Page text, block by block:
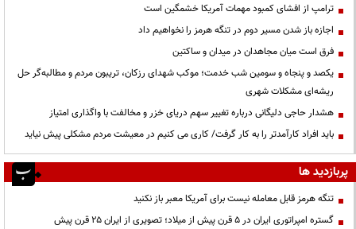
ترامپ از افشای کمبود مهمات آمریکا خشمگین است
اجازه باز شدن مسیر دوم در تنگه هرمز را نخواهیم داد
فرق است میان مجاهدان در میدان و ساکتین
یکصد و پنجاه و سومین شب خدمت؛ موکب شهدای رزکان، تریبون مردم و مطالبه‌گر حل
ریشه‌ای مشکلات شهری
هشدار حاجی دلیگانی درباره تغییر سهم دریای خزر و مخالفت با واگذاری امتیاز
باید افراد کارآمدتر را به کار گرفت/ کاری می کنیم در معیشت مردم مشکلی پیش نیاید
پربازدید ها
تنگه هرمز قابل معامله نیست برای آمریکا معبر باز نکنید
گستره امپراتوری ایران در ۵ قرن پیش از میلاد؛ تصویری از ایران ۲۵ قرن پیش